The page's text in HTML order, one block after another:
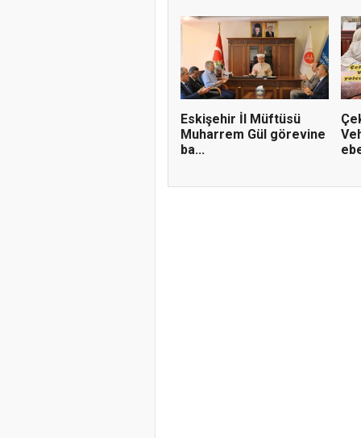
Eskişehir İl Müftüsü
Muharrem Gül görevine
ba...